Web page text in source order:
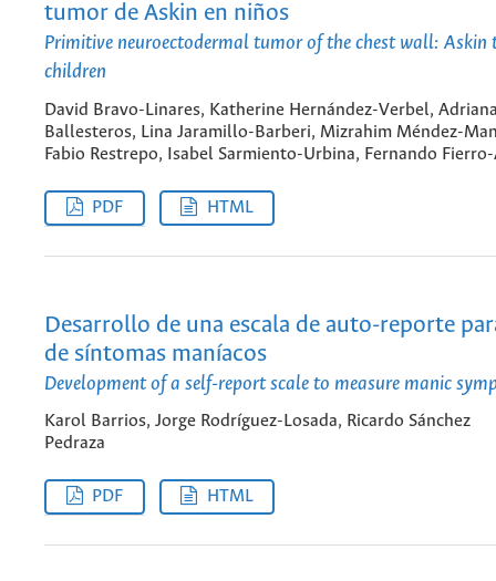
tumor de Askin en niños
Primitive neuroectodermal tumor of the chest wall: Askin
children
David Bravo-Linares, Katherine Hernández-Verbel,
Ballesteros, Lina Jaramillo-Barberi, Mizrahim Méndez-
Fabio Restrepo, Isabel Sarmiento-Urbina, Fernando
PDF HTML
Desarrollo de una escala de auto-reporte
de síntomas maníacos
Development of a self-report scale to measure manic
Karol Barrios, Jorge Rodríguez-Losada, Ricardo Sánchez
Pedraza
PDF HTML